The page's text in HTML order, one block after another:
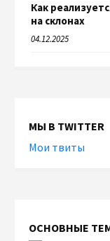
Как
на склонах
04.12.2025
МЫ В TWITTER
Мои твиты
ОСНОВНЫЕ